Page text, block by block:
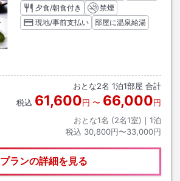
夕食/朝食付き
禁煙
現地/事前支払い
部屋に温泉給湯
おとな2名 1泊1部屋 合計
税込 61,600円 〜 66,000円
おとな1名 (2名1室)｜ 1泊
税込 30,800円〜33,000円
プランの詳細を見る